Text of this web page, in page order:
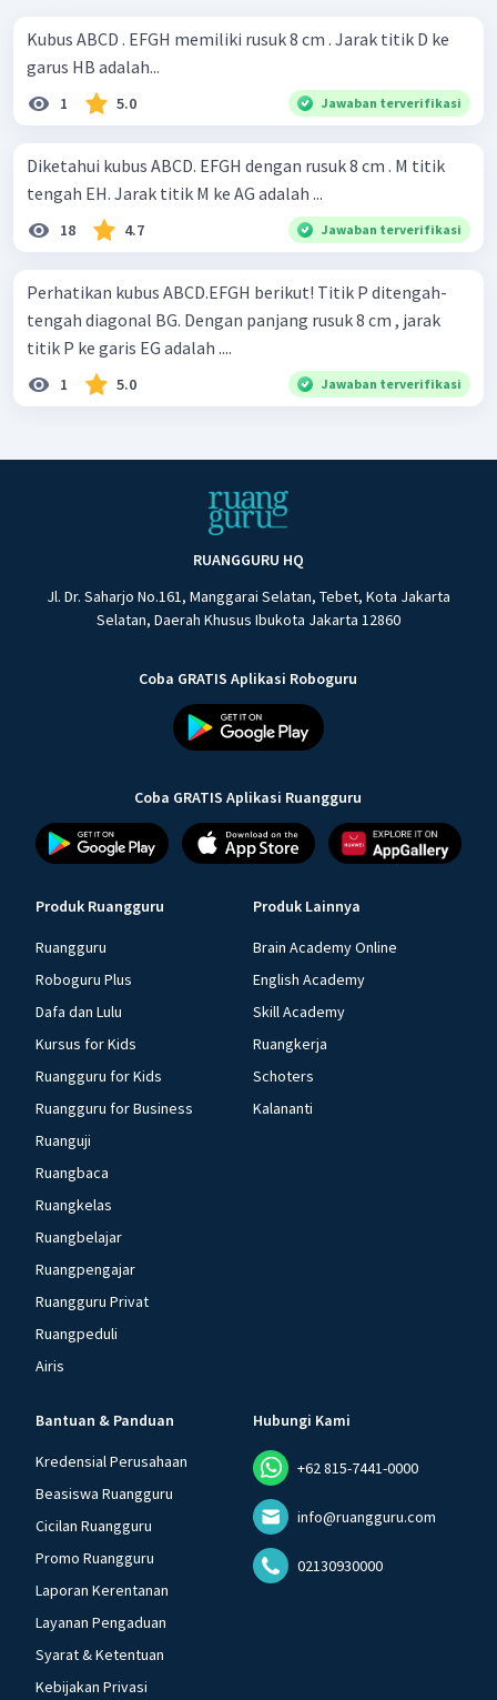
Kubus ABCD . EFGH memiliki rusuk 8 cm . Jarak titik D ke
garus HB adalah...
1 5.0 Jawaban terverifikasi
Diketahui kubus ABCD. EFGH dengan rusuk 8 cm . M titik
tengah EH. Jarak titik M ke AG adalah ...
18 4.7 Jawaban terverifikasi
Perhatikan kubus ABCD.EFGH berikut! Titik P ditengah-
tengah diagonal BG. Dengan panjang rusuk 8 cm , jarak
titik P ke garis EG adalah ....
1 5.0 Jawaban terverifikasi
RUANGGURU HQ
Jl. Dr. Saharjo No.161, Manggarai Selatan, Tebet, Kota Jakarta
Selatan, Daerah Khusus Ibukota Jakarta 12860
Coba GRATIS Aplikasi Roboguru
Coba GRATIS Aplikasi Ruangguru
Produk Ruangguru
Ruangguru
Roboguru Plus
Dafa dan Lulu
Kursus for Kids
Ruangguru for Kids
Ruangguru for Business
Ruanguji
Ruangbaca
Ruangkelas
Ruangbelajar
Ruangpengajar
Ruangguru Privat
Ruangpeduli
Airis
Produk Lainnya
Brain Academy Online
English Academy
Skill Academy
Ruangkerja
Schoters
Kalananti
Bantuan & Panduan
Kredensial Perusahaan
Beasiswa Ruangguru
Cicilan Ruangguru
Promo Ruangguru
Laporan Kerentanan
Layanan Pengaduan
Syarat & Ketentuan
Kebijakan Privasi
Hubungi Kami
+62 815-7441-0000
info@ruangguru.com
02130930000